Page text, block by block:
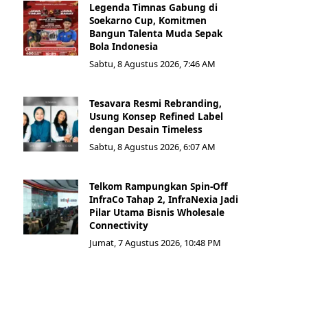
Legenda Timnas Gabung di
Soekarno Cup, Komitmen
Bangun Talenta Muda Sepak
Bola Indonesia
Sabtu, 8 Agustus 2026, 7:46 AM
Tesavara Resmi Rebranding,
Usung Konsep Refined Label
dengan Desain Timeless
Sabtu, 8 Agustus 2026, 6:07 AM
Telkom Rampungkan Spin-Off
InfraCo Tahap 2, InfraNexia Jadi
Pilar Utama Bisnis Wholesale
Connectivity
Jumat, 7 Agustus 2026, 10:48 PM